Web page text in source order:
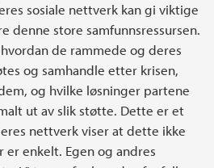
sosiale nettverk kan gi viktige
denne store samfunnsressursen.
de rammede og deres
og samhandle etter krisen,
og hvilke løsninger partene
ut av slik støtte. Dette er et
nettverk viser at dette ikke
enkelt. Egen og andres